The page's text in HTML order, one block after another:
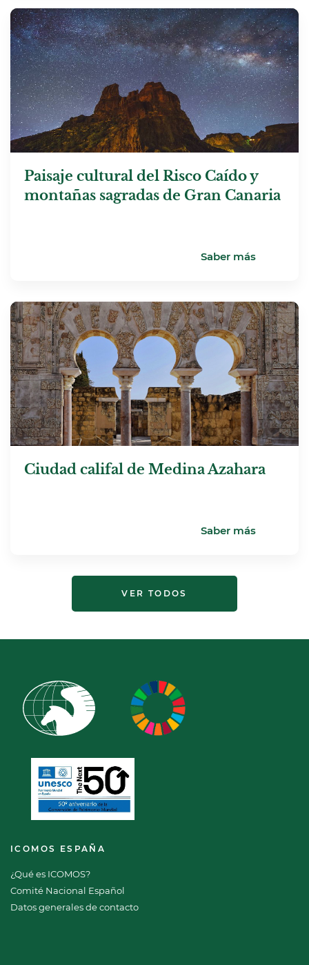
Paisaje cultural del Risco Caído y
montañas sagradas de Gran Canaria
Saber más
Ciudad califal de Medina Azahara
Saber más
VER TODOS
ICOMOS ESPAÑA
¿Qué es ICOMOS?
Comité Nacional Español
Datos generales de contacto